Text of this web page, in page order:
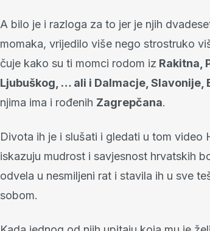
A bilo je i razloga za to jer je njih
momaka, vrijedilo više nego strostruko
čuje kako su ti momci rodom iz Rakitna,
Ljubuškog, … ali i Dalmacje, Slavonije,
njima ima i rođenih Zagrepčana.
Divota ih je i slušati i gledati u tom video
iskazuju mudrost i savjesnost hrvatskih
odvela u nesmiljeni rat i stavila ih u sve
sobom.